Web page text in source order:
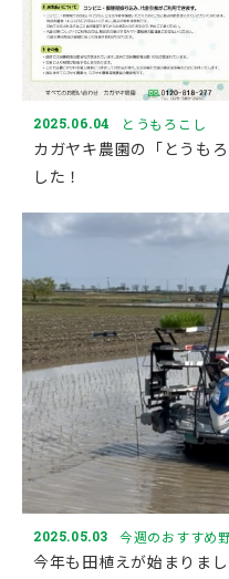
2025.06.04 とうもろこし
カガヤキ農園の「とうも
した！
2025.05.03 今週のおすすめ
今年も田植えが始まりまし